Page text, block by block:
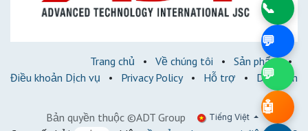
Trang chủ • Về chúng tôi • Sản phẩm •
Điều khoản Dịch vụ
• Privacy Policy • Hỗ trợ • Diễn đàn
Bản quyền thuộc ©ADT Group Tiếng Việt
📞
💬
💬
🤖